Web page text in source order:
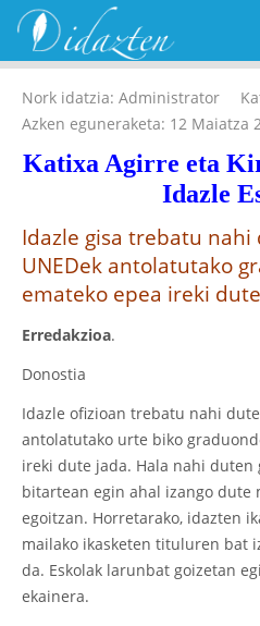
Nork idatzia: Administrator
Azken eguneraketa: 12 Maiatza
Katixa Agirre eta
Idazle
Idazle gisa trebatu
UNEDek antolatutako
emateko epea ireki dute
Erredakzioa.
Donostia
Idazle ofizioan trebatu nahi
antolatutako urte biko
ireki dute jada. Hala nahi
bitartean egin ahal izango dute
egoitzan. Horretarako, idazten
mailako ikasketen tituluren bat
da. Eskolak larunbat goizetan
ekainera.